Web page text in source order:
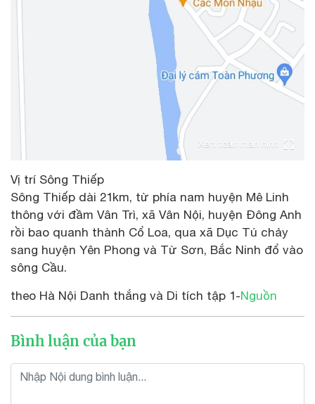
Xem toàn màn hình
Vị trí Sông Thiếp
Sông Thiếp dài 21km, từ phía nam huyện Mê Linh
thông với đầm Vân Trì, xã Vân Nội, huyện Đông Anh
rồi bao quanh thành Cổ Loa, qua xã Dục Tú chảy
sang huyện Yên Phong và Từ Sơn, Bắc Ninh đổ vào
sông Cầu.
theo Hà Nội Danh thắng và Di tích tập 1-Nguồn
Bình luận của bạn